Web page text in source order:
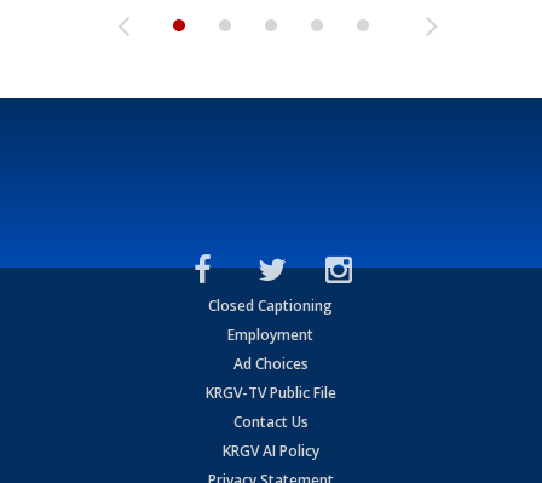
Closed Captioning
Employment
Ad Choices
KRGV-TV Public File
Contact Us
KRGV AI Policy